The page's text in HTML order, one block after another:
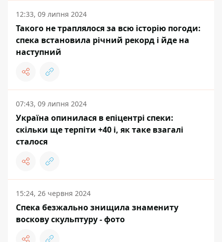
12:33, 09 липня 2024
Такого не траплялося за всю історію погоди:
спека встановила річний рекорд і йде на
наступний
07:43, 09 липня 2024
Україна опинилася в епіцентрі спеки:
скільки ще терпіти +40 і, як таке взагалі
сталося
15:24, 26 червня 2024
Спека безжально знищила знамениту
воскову скульптуру - фото